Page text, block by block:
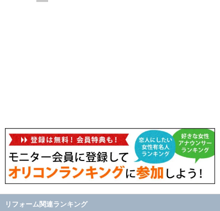
リフォーム関連ランキング